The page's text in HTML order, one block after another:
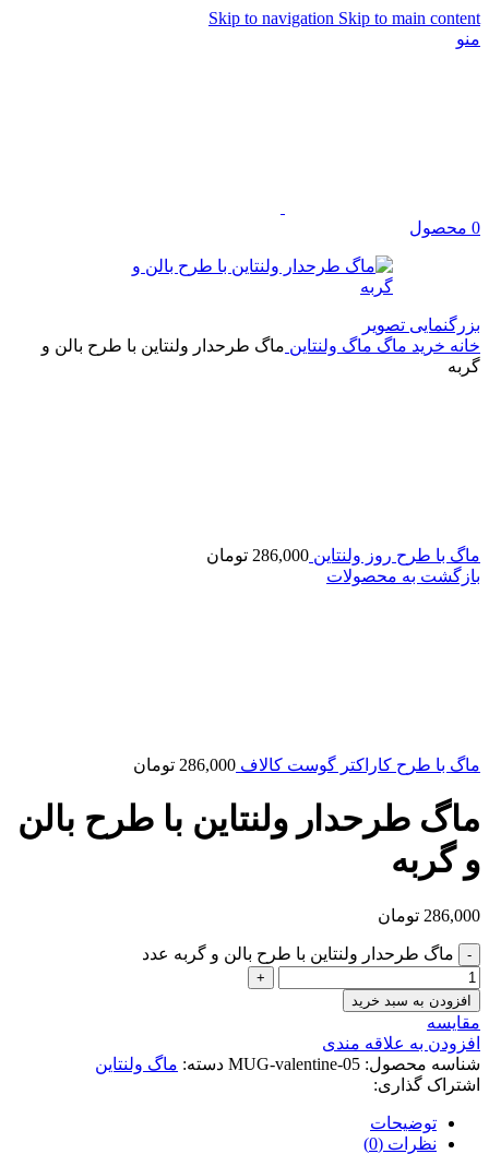
Skip to navigation Skip to main content
منو
0 محصول
بزرگنمایی تصویر
خانه خرید ماگ ماگ ولنتاین ماگ طرحدار ولنتاین با طرح بالن و
گربه
ماگ با طرح روز ولنتاین 286,000 تومان
بازگشت به محصولات
ماگ با طرح کاراکتر گوست کالاف 286,000 تومان
ماگ طرحدار ولنتاین با طرح بالن
و گربه
286,000 تومان
ماگ طرحدار ولنتاین با طرح بالن و گربه عدد
افزودن به سبد خرید
مقایسه
افزودن به علاقه مندی
شناسه محصول: MUG-valentine-05 دسته: ماگ ولنتاین
اشتراک گذاری:
توضیحات
نظرات (0)